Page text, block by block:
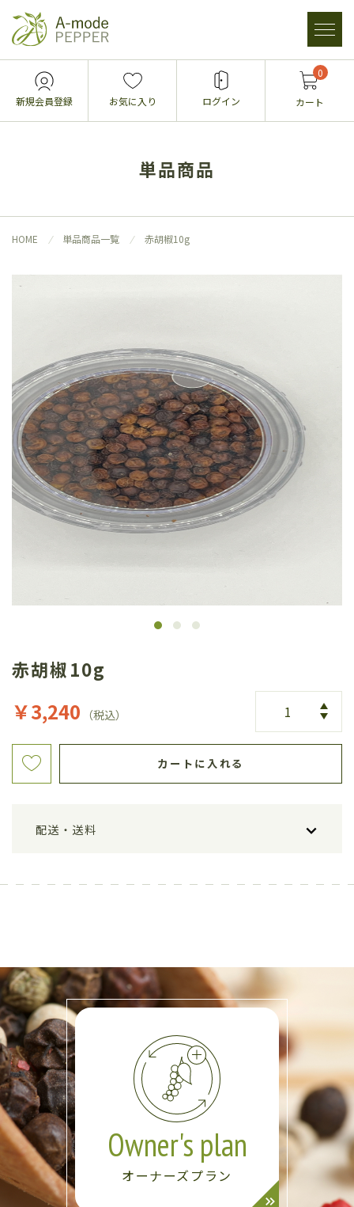
新規会員登録 お気に入り ログイン
0
カート
単品商品
HOME 単品商品一覧 赤胡椒10g
赤胡椒10g
￥3,240 （税込）
カートに入れる
配送・送料
[送料について]
Owner's plan
オーナーズプラン